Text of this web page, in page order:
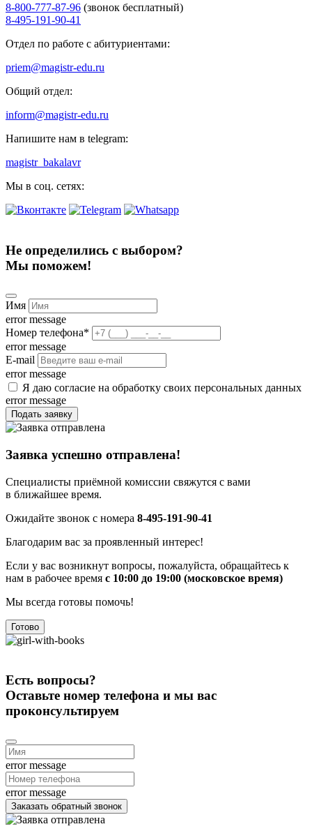
8-800-777-87-96 (звонок бесплатный)
8-495-191-90-41
Отдел по работе с абитуриентами:
priem@magistr-edu.ru
Общий отдел:
inform@magistr-edu.ru
Напишите нам в telegram:
magistr_bakalavr
Мы в соц. сетях:
Не определились с выбором?
Мы поможем!
Имя
error message
Номер телефона*
error message
E-mail
error message
Я даю согласие на обработку своих персональных данных
error message
Подать заявку
Заявка успешно отправлена!
Специалисты приёмной комиссии свяжутся с вами
в ближайшее время.
Ожидайте звонок с номера 8-495-191-90-41
Благодарим вас за проявленный интерес!
Если у вас возникнут вопросы, пожалуйста, обращайтесь к
нам в рабочее время с 10:00 до 19:00 (московское время)
Мы всегда готовы помочь!
Готово
Есть вопросы?
Оставьте номер телефона и мы вас
проконсультируем
error message
error message
Заказать обратный звонок